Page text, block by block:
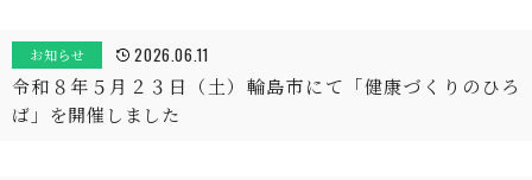
お知らせ 2026.06.11
令和８年５月２３日（土）輪島市にて「健康づくりのひろ
ば」を開催しました